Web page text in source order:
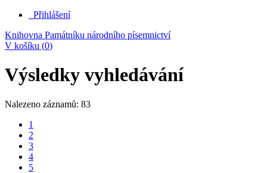
Přihlášení
Knihovna Památníku národního písemnictví
V košíku (0)
Výsledky vyhledávání
Nalezeno záznamů: 83
1
2
3
4
5